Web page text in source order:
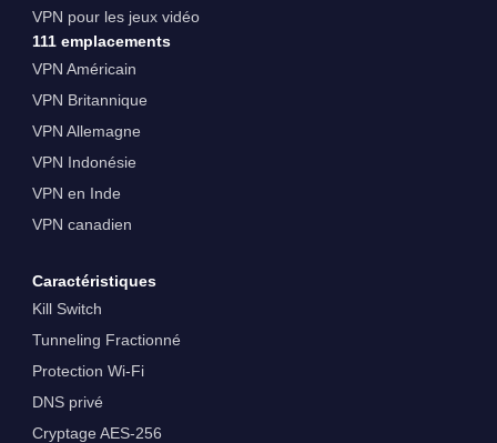
VPN pour les jeux vidéo
111 emplacements
VPN Américain
VPN Britannique
VPN Allemagne
VPN Indonésie
VPN en Inde
VPN canadien
Caractéristiques
Kill Switch
Tunneling Fractionné
Protection Wi-Fi
DNS privé
Cryptage AES-256